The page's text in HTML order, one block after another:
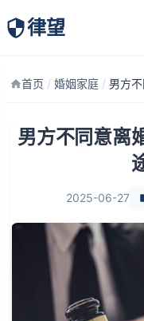
律望
律师团队
首页 / 婚姻家庭 /
男方不同意离
2025-06-27